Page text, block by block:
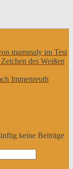
mammaly im Test
des Weißen
Immenreuth
keine Beiträge